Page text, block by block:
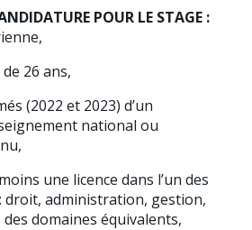
POUR LE STAGE :
26 ans,
(2022 et 2023) d’un
national ou
une licence dans l’un des
droit, administration, gestion,
domaines équivalents,